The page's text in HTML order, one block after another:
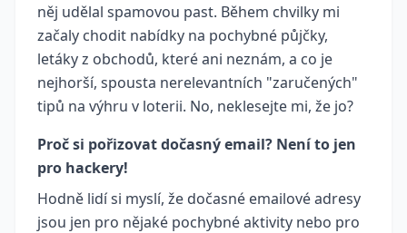
něj udělal spamovou past. Během chvilky mi
začaly chodit nabídky na pochybné půjčky,
letáky z obchodů, které ani neznám, a co je
nejhorší, spousta nerelevantních "zaručených"
tipů na výhru v loterii. No, neklesejte mi, že jo?
Proč si pořizovat dočasný email? Není to jen
pro hackery!
Hodně lidí si myslí, že dočasné emailové adresy
jsou jen pro nějaké pochybné aktivity nebo pro